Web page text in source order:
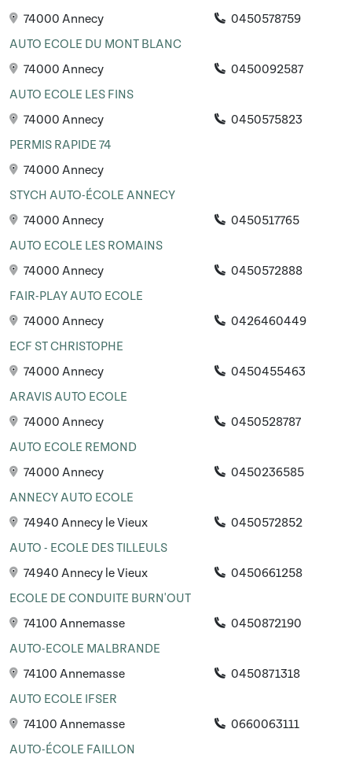
74000 Annecy
0450578759
AUTO ECOLE DU MONT BLANC
74000 Annecy
0450092587
AUTO ECOLE LES FINS
74000 Annecy
0450575823
PERMIS RAPIDE 74
74000 Annecy
STYCH AUTO-ÉCOLE ANNECY
74000 Annecy
0450517765
AUTO ECOLE LES ROMAINS
74000 Annecy
0450572888
FAIR-PLAY AUTO ECOLE
74000 Annecy
0426460449
ECF ST CHRISTOPHE
74000 Annecy
0450455463
ARAVIS AUTO ECOLE
74000 Annecy
0450528787
AUTO ECOLE REMOND
74000 Annecy
0450236585
ANNECY AUTO ECOLE
74940 Annecy le Vieux
0450572852
AUTO - ECOLE DES TILLEULS
74940 Annecy le Vieux
0450661258
ECOLE DE CONDUITE BURN'OUT
74100 Annemasse
0450872190
AUTO-ECOLE MALBRANDE
74100 Annemasse
0450871318
AUTO ECOLE IFSER
74100 Annemasse
0660063111
AUTO-ÉCOLE FAILLON